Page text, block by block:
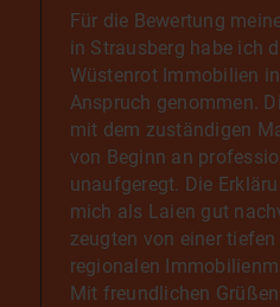
Für die Bewertung
in Strausberg habe ich
Wüstenrot Immobilien
Anspruch genommen.
mit dem zuständigen
von Beginn an
unaufgeregt. Die
mich als Laien gut
zeugten von einer
regionalen
Mit freundlichen Grüßen